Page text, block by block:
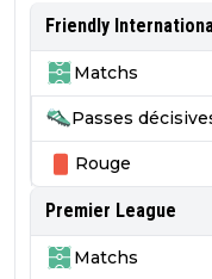
Friendly
Matchs
Passes
Rouge
Premier League
Matchs